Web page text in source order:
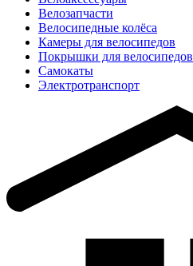
Велозапчасти
Велосипедные колёса
Камеры для велосипедов
Покрышки для велосипедов
Самокаты
Электротранспорт